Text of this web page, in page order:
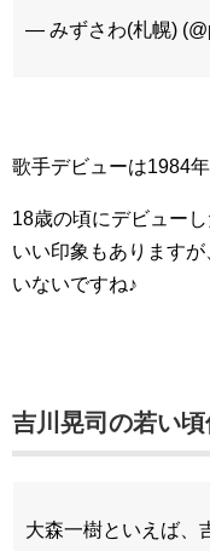
— みずさわ(札幌)
歌手デビューは1984年
18歳の頃にデビュー
いい印象もあります
いないですね♪
吉川晃司の若い
大森一樹といえば、